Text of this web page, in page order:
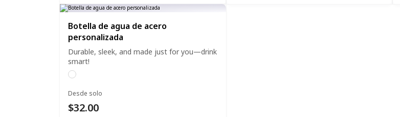
Botella de agua de acero
personalizada
Durable, sleek, and made just for you—drink
smart!
Desde solo
$32.00